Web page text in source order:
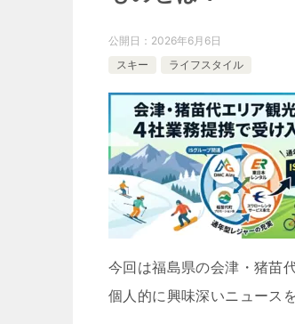
公開日： 2026年6月6日
スキー
ライフスタイル
今回は福島県の会津・猪苗
個人的に興味深いニュース